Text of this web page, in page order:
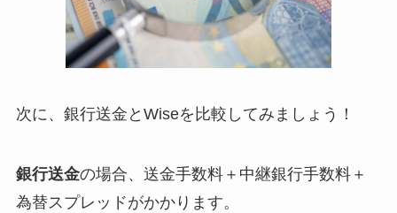
次に、銀行送金とWiseを比較してみましょう！
銀行送金の場合、送金手数料＋中継銀行手数料＋
為替スプレッドがかかります。